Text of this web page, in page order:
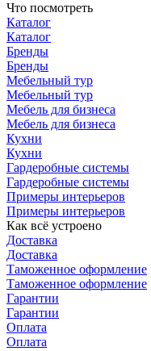
Что посмотреть
Каталог
Каталог
Бренды
Бренды
Мебельный тур
Мебельный тур
Мебель для бизнеса
Мебель для бизнеса
Кухни
Кухни
Гардеробные системы
Гардеробные системы
Примеры интерьеров
Примеры интерьеров
Как всё устроено
Доставка
Доставка
Таможенное оформление
Таможенное оформление
Гарантии
Гарантии
Оплата
Оплата